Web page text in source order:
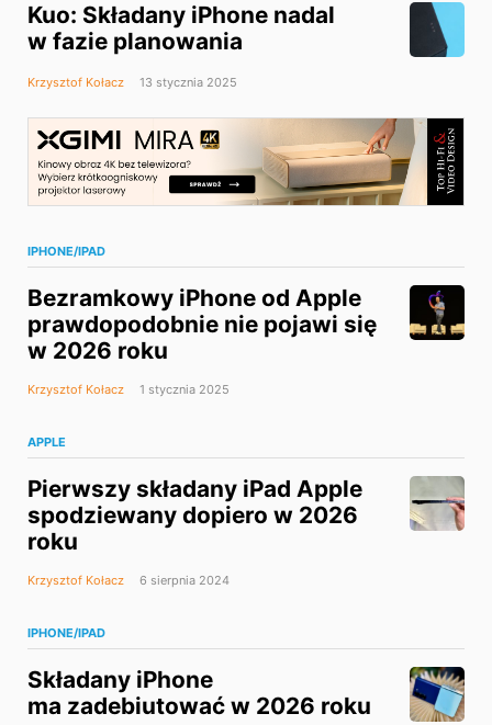
Kuo: Składany iPhone nadal
w fazie planowania
Krzysztof Kołacz 13 stycznia 2025
IPHONE/IPAD
Bezramkowy iPhone od Apple
prawdopodobnie nie pojawi się
w 2026 roku
Krzysztof Kołacz 1 stycznia 2025
APPLE
Pierwszy składany iPad Apple
spodziewany dopiero w 2026
roku
Krzysztof Kołacz 6 sierpnia 2024
IPHONE/IPAD
Składany iPhone
ma zadebiutować w 2026 roku